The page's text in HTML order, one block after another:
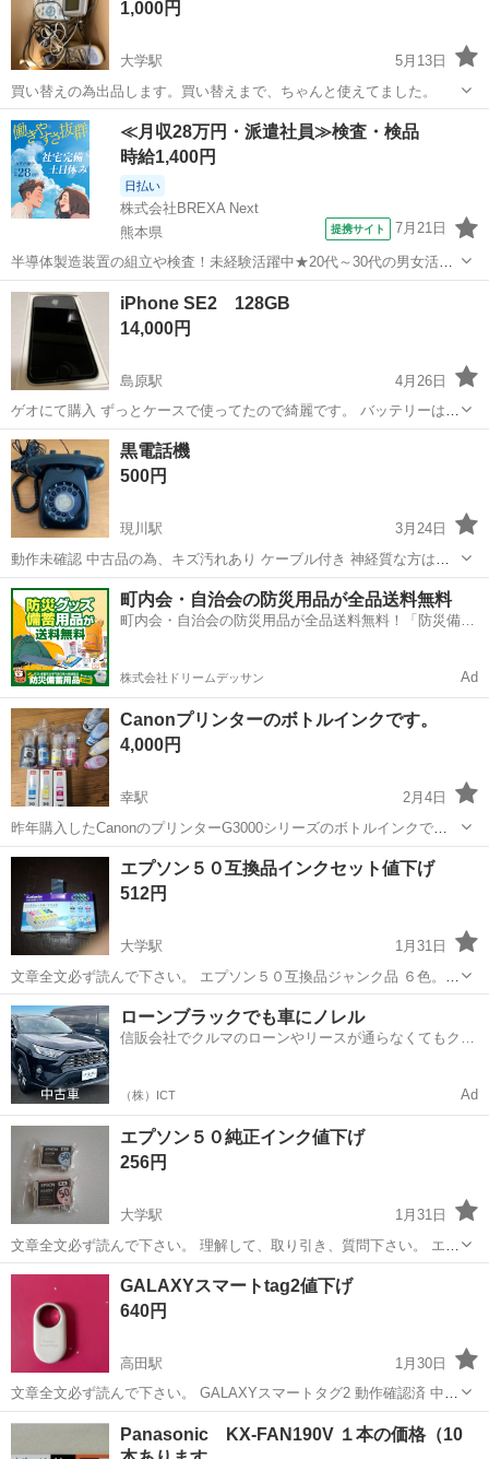
1,000円
大学駅
5月13日
買い替えの為出品します。買い替えまで、ちゃんと使えてました。
長崎 佐世保市 大学駅 電話、ＦＡＸ 買い替え
≪月収28万円・派遣社員≫検査・検品
時給1,400円
日払い
株式会社BREXA Next
熊本県
提携サイト 7月21日
半導体製造装置の組立や検査！未経験活躍中★20代～30代の男女活躍
中★ワンルーム寮完備！赴任旅費会社負担！マイカー通勤OK！無料駐
車場あり！正社員登用あり！《熊本県菊池郡大津町》 人気の工場のお
仕事 ◇半導体製造装置の組立...
熊本 その他
iPhone SE2 128GB
14,000円
島原駅
4月26日
ゲオにて購入 ずっとケースで使ってたので綺麗です。 バッテリーは
77% ネットワーク利用制限◯ SIMロック解除済
長崎 島原市 島原駅
黒電話機
500円
現川駅
3月24日
動作未確認 中古品の為、キズ汚れあり ケーブル付き 神経質な方はご
遠慮ください 話が早い方優先させて頂きます
長崎 長崎市 現川駅 電話、ＦＡＸ ケーブル
町内会・自治会の防災用品が全品送料無料
町内会・自治会の防災用品が全品送料無料！「防災備蓄
株式会社ドリームデッサン Ad
Canonプリンターのボトルインクです。
4,000円
幸駅
2月4日
昨年購入したCanonのプリンターG3000シリーズのボトルインクで
す。 今回プリンター買い替えの為、使えなかったので出品します。
Canon純正の、シアン、マゼンタ、イエロー 汎用品の、ブラック、シ
アン、マゼンタ、イエロー...
長崎 諫早市 幸駅 電話、ＦＡＸ Canon
エプソン５０互換品インクセット値下げ
512円
大学駅
1月31日
文章全文必ず読んで下さい。 エプソン５０互換品ジャンク品 ６色。
ブラック、シアン、マゼンタ イエロー、ライトシアン、ライトマゼン
タ 未開封。未使用 ジャンク品の為保証無し。 ノークレーム、ノーリ
ターン 質問等有りましたらお...
長崎 佐世保市 大学駅 電話、ＦＡＸ
ローンブラックでも車にノレル
信販会社でクルマのローンやリースが通らなくてもクル
（株）ICT Ad
エプソン５０純正インク値下げ
256円
大学駅
1月31日
文章全文必ず読んで下さい。 理解して、取り引き、質問下さい。 エプ
ソン５０純正インクジャンク品 未開封 ライトシアン、ライトマゼンタ
２本のみ ノークレーム、ノーリターン ジャンク品なので保証無し。
質問等有りましたらお願いし...
長崎 佐世保市 電話、ＦＡＸ エプソン
GALAXYスマートtag2値下げ
640円
高田駅
1月30日
文章全文必ず読んで下さい。 GALAXYスマートタグ2 動作確認済 中古
品・傷・汚れ有り 質問等有りましたらお願いします。 直ぐ返事が出来
ない場合が有ります。 取り引き日程、場所もお願いします。 取り引き
長崎 西彼杵郡 GALAXY
Panasonic KX-FAN190V １本の価格（10